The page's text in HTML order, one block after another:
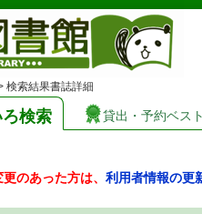
図
検索結果書誌詳細
検索 貸出・予約ベスト
のあった方は、 利用者情報の更